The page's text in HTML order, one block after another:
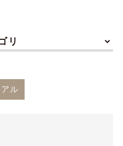
リ
ル